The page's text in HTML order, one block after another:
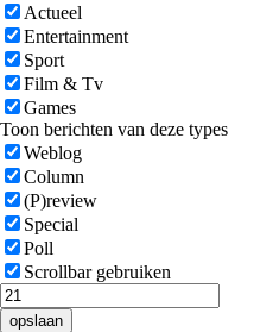
Actueel
Entertainment
Sport
Film & Tv
Games
Toon berichten van deze types
Weblog
Column
(P)review
Special
Poll
Scrollbar gebruiken
opslaan